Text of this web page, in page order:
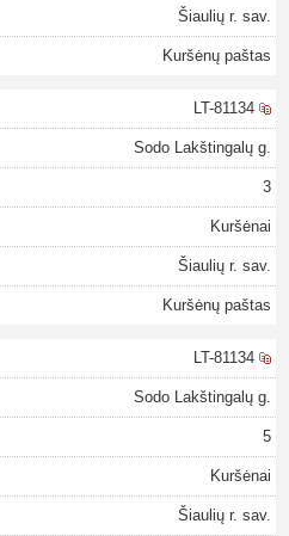
Šiaulių r. sav.
Kuršėnų paštas
LT-81134
Sodo Lakštingalų g.
3
Kuršėnai
Šiaulių r. sav.
Kuršėnų paštas
LT-81134
Sodo Lakštingalų g.
5
Kuršėnai
Šiaulių r. sav.